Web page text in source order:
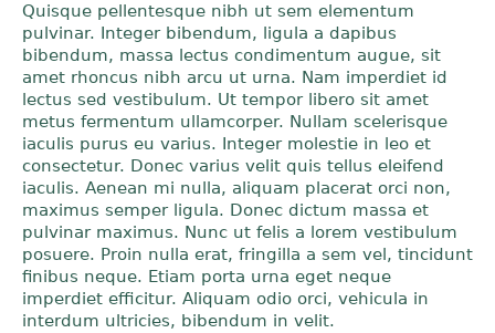
Quisque pellentesque nibh ut sem elementum
pulvinar. Integer bibendum, ligula a dapibus
bibendum, massa lectus condimentum augue, sit
amet rhoncus nibh arcu ut urna. Nam imperdiet id
lectus sed vestibulum. Ut tempor libero sit amet
metus fermentum ullamcorper. Nullam scelerisque
iaculis purus eu varius. Integer molestie in leo et
consectetur. Donec varius velit quis tellus eleifend
iaculis. Aenean mi nulla, aliquam placerat orci non,
maximus semper ligula. Donec dictum massa et
pulvinar maximus. Nunc ut felis a lorem vestibulum
posuere. Proin nulla erat, fringilla a sem vel, tincidunt
finibus neque. Etiam porta urna eget neque
imperdiet efficitur. Aliquam odio orci, vehicula in
interdum ultricies, bibendum in velit.